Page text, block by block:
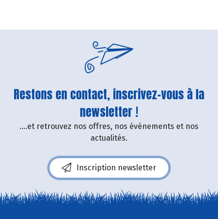
Restons en contact, inscrivez-vous à la
newsletter !
....et retrouvez nos offres, nos événements et nos
actualités.
Inscription newsletter